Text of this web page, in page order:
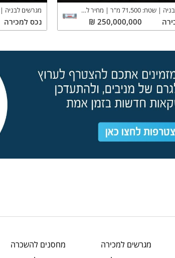
שטח: 71,500 מ"ר מחיר למ"ר:
250,000,000
₪
מגרשים לבניה
נכסלמכירה
מגרשים למכירה
מחסנים להשכרה